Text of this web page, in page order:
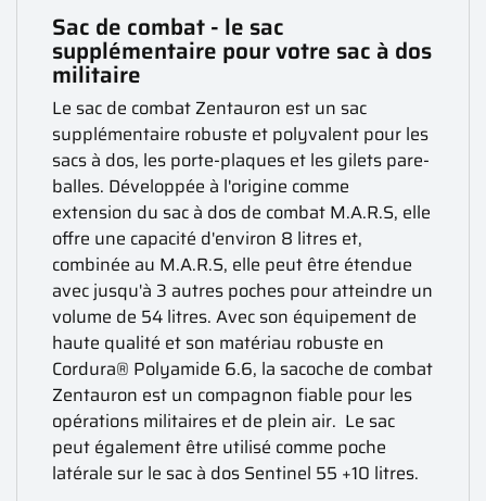
Sac de combat - le sac
supplémentaire pour votre sac à dos
militaire
Le sac de combat Zentauron est un sac
supplémentaire robuste et polyvalent pour les
sacs à dos, les porte-plaques et les gilets pare-
balles. Développée à l'origine comme
extension du sac à dos de combat M.A.R.S, elle
offre une capacité d'environ 8 litres et,
combinée au M.A.R.S, elle peut être étendue
avec jusqu'à 3 autres poches pour atteindre un
volume de 54 litres. Avec son équipement de
haute qualité et son matériau robuste en
Cordura® Polyamide 6.6, la sacoche de combat
Zentauron est un compagnon fiable pour les
opérations militaires et de plein air. Le sac
peut également être utilisé comme poche
latérale sur le sac à dos Sentinel 55 +10 litres.